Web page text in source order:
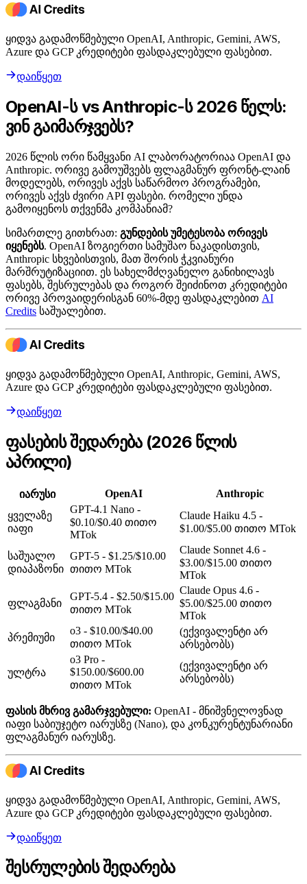
ყიდვა გადამოწმებული OpenAI, Anthropic, Gemini, AWS,
Azure და GCP კრედიტები ფასდაკლებული ფასებით.
დაიწყეთ
OpenAI-ს vs Anthropic-ს 2026 წელს:
ვინ გაიმარჯვებს?
2026 წლის ორი წამყვანი AI ლაბორატორიაა OpenAI და
Anthropic. ორივე გამოუშვებს ფლაგმანურ ფრონტ-ლაინ
მოდელებს, ორივეს აქვს საწარმოო პროგრამები,
ორივეს აქვს ძვირი API ფასები. რომელი უნდა
გამოიყენოს თქვენმა კომპანიამ?
სიმართლე გითხრათ: გუნდების უმეტესობა ორივეს
იყენებს. OpenAI ზოგიერთი სამუშაო ნაკადისთვის,
Anthropic სხვებისთვის, მათ შორის ჭკვიანური
მარშრუტიზაციით. ეს სახელმძღვანელო განიხილავს
ფასებს, შესრულებას და როგორ შეიძინოთ კრედიტები
ორივე პროვაიდერისგან 60%-მდე ფასდაკლებით AI
Credits საშუალებით.
ყიდვა გადამოწმებული OpenAI, Anthropic, Gemini, AWS,
Azure და GCP კრედიტები ფასდაკლებული ფასებით.
დაიწყეთ
ფასების შედარება (2026 წლის
აპრილი)
იარუსი OpenAI
Anthropic
ყველაზე
იაფი
GPT-4.1 Nano -
$0.10/$0.40 თითო
MTok
Claude Haiku 4.5 -
$1.00/$5.00 თითო MTok
საშუალო
დიაპაზონი
GPT-5 - $1.25/$10.00
თითო MTok
Claude Sonnet 4.6 -
$3.00/$15.00 თითო
MTok
ფლაგმანი
GPT-5.4 - $2.50/$15.00
თითო MTok
Claude Opus 4.6 -
$5.00/$25.00 თითო
MTok
პრემიუმი
o3 - $10.00/$40.00
თითო MTok
(ექვივალენტი არ
არსებობს)
ულტრა
o3 Pro -
$150.00/$600.00
თითო MTok
(ექვივალენტი არ
არსებობს)
ფასის მხრივ გამარჯვებული: OpenAI - მნიშვნელოვნად
იაფი საბიუჯეტო იარუსზე (Nano), და კონკურენტუნარიანი
ფლაგმანურ იარუსზე.
ყიდვა გადამოწმებული OpenAI, Anthropic, Gemini, AWS,
Azure და GCP კრედიტები ფასდაკლებული ფასებით.
დაიწყეთ
შესრულების შედარება